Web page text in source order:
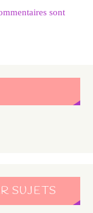
sont
SUJETS